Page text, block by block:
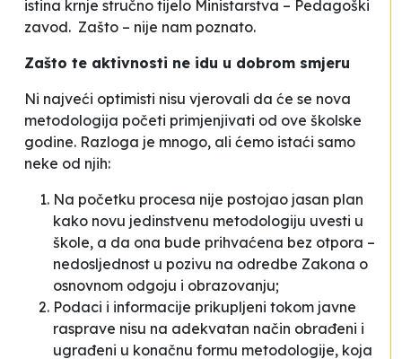
istina krnje stručno tijelo Ministarstva – Pedagoški
zavod. Zašto – nije nam poznato.
Zašto te aktivnosti ne idu u dobrom smjeru
Ni najveći optimisti nisu vjerovali da će se nova
metodologija početi primjenjivati od ove školske
godine. Razloga je mnogo, ali ćemo istaći samo
neke od njih:
Na početku procesa nije postojao jasan plan
kako novu jedinstvenu metodologiju uvesti u
škole, a da ona bude prihvaćena bez otpora –
nedosljednost u pozivu na odredbe Zakona o
osnovnom odgoju i obrazovanju;
Podaci i informacije prikupljeni tokom javne
rasprave nisu na adekvatan način obrađeni i
ugrađeni u konačnu formu metodologije, koja